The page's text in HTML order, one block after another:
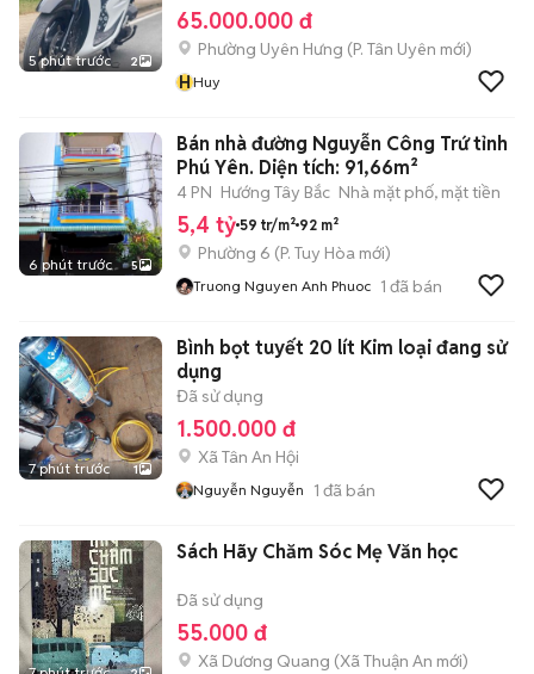
5 phút trước 2
65.000.000 đ
Phường Uyên Hưng (P. Tân Uyên mới)
HHuy
6 phút trước 5
Bán nhà đường Nguyễn Công Trứ tỉnh
Phú Yên. Diện tích: 91,66m²
4 PN Hướng Tây Bắc Nhà mặt phố, mặt tiền
5,4 tỷ 59 tr/m² 92 m²
Phường 6 (P. Tuy Hòa mới)
Truong Nguyen Anh Phuoc 1 đã bán
7 phút trước 1
Bình bọt tuyết 20 lít Kim loại đang sử
dụng
Đã sử dụng
1.500.000 đ
Xã Tân An Hội
Nguyễn Nguyễn 1 đã bán
Sách Hãy Chăm Sóc Mẹ Văn học
Đã sử dụng
55.000 đ
Xã Dương Quang (Xã Thuận An mới)